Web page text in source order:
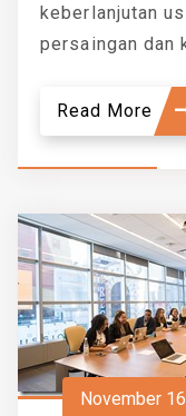
keberlanjutan
persaingan dan
Read More
November